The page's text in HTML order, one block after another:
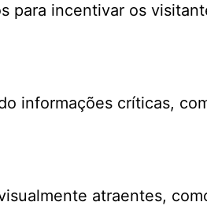
para incentivar os
informações críticas,
atraentes,